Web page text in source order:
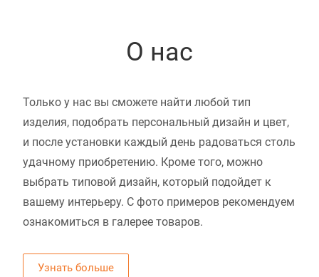
О нас
Только у нас вы сможете найти любой тип
изделия, подобрать персональный дизайн и цвет,
и после установки каждый день радоваться столь
удачному приобретению. Кроме того, можно
выбрать типовой дизайн, который подойдет к
вашему интерьеру. С фото примеров рекомендуем
ознакомиться в галерее товаров.
Узнать больше